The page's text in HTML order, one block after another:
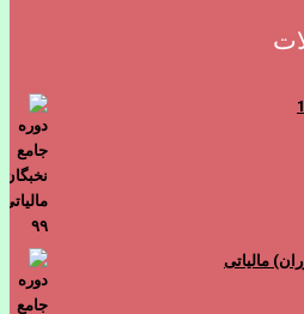
مالیاتی